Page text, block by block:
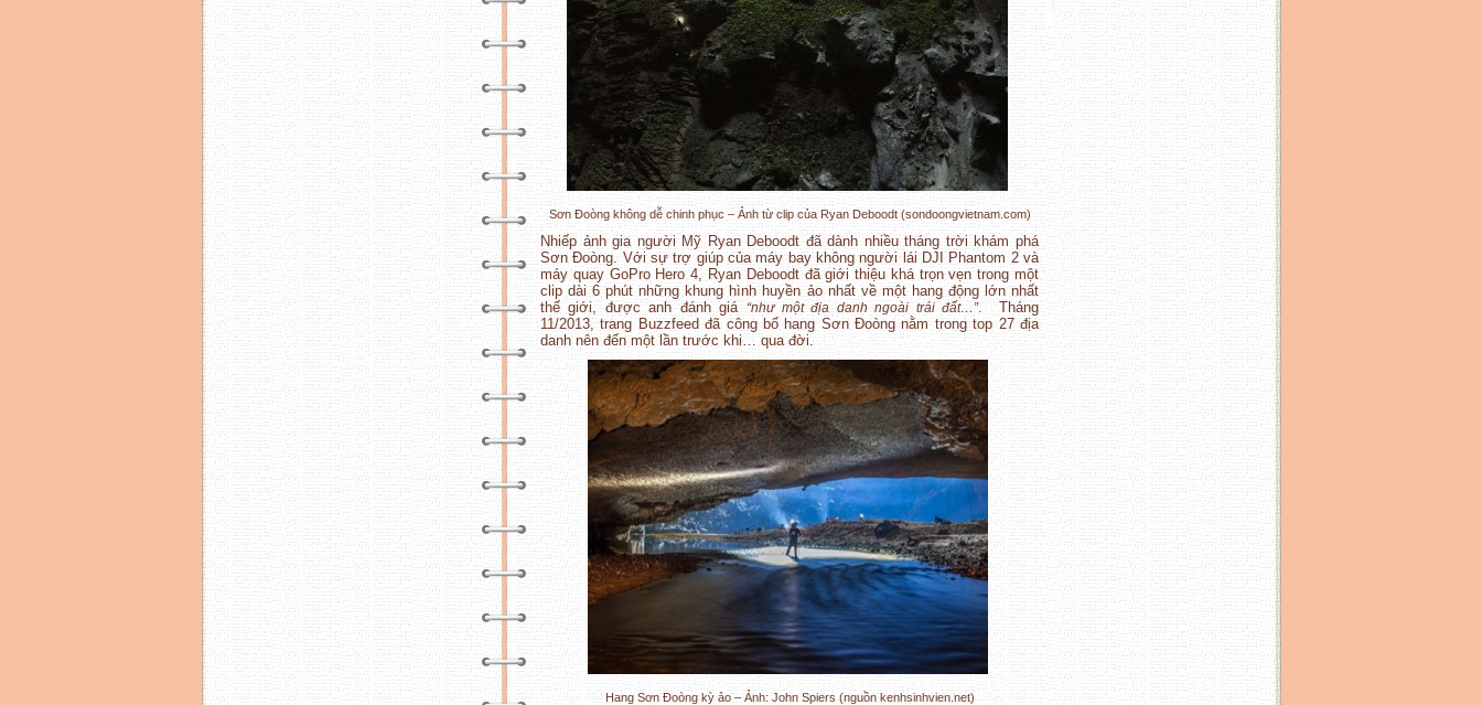
Sơn Đoòng không dễ chinh phục – Ảnh từ clip của Ryan Deboodt (sondoongvietnam.com)
Nhiếp ảnh gia người Mỹ Ryan Deboodt đã dành nhiều tháng trời khám phá
Sơn Đoòng. Với sự trợ giúp của máy bay không người lái DJI Phantom 2 và
máy quay GoPro Hero 4, Ryan Deboodt đã giới thiệu khá trọn vẹn trong một
clip dài 6 phút những khung hình huyền ảo nhất về một hang động lớn nhất
thế giới, được anh đánh giá “như một địa danh ngoài trái đất…”. Tháng
11/2013, trang Buzzfeed đã công bố hang Sơn Đoòng nằm trong top 27 địa
danh nên đến một lần trước khi… qua đời.
Hang Sơn Đoòng kỳ ảo – Ảnh: John Spiers (nguồn kenhsinhvien.net)